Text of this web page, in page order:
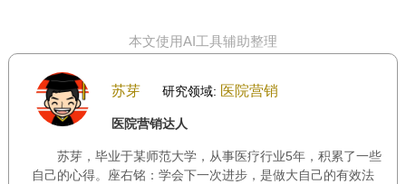
本文使用AI工具辅助整理
苏芽 研究领域: 医院营销
医院营销达人
苏芽，毕业于某师范大学，从事医疗行业5年，积累了一些
自己的心得。座右铭：学会下一次进步，是做大自己的有效法